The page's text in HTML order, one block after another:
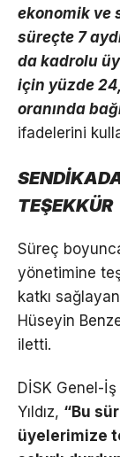
ekonomik ve
süreçte 7
da kadrolu
için yüzde
oranında
ifadelerini
TEŞEKKÜR
Süreç
yönetimine
katkı
Hüseyin
iletti.
DİSK Genel-
Yıldız, “Bu
üyelerimize